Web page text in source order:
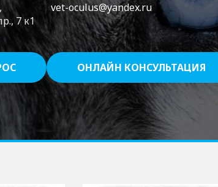
7 к1
vet-oculus@yandex.ru
ОНЛАЙН КОНСУЛЬТАЦИЯ